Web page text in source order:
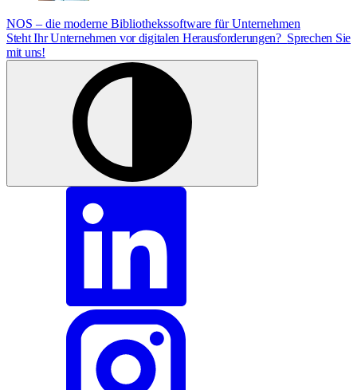
NOS – die moderne Bibliothekssoftware für Unternehmen
Steht Ihr Unternehmen vor digitalen Herausforderungen? Sprechen Sie
mit uns!